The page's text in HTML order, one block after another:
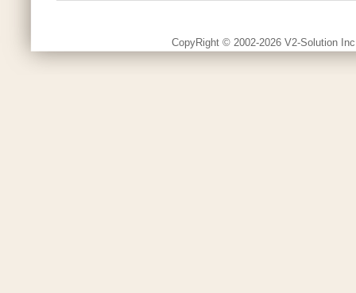
CopyRight © 2002-2026 V2-Solution